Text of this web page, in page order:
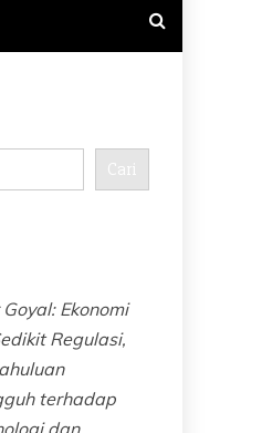
Cari
Ekonomi
Regulasi,
terhadap
dan